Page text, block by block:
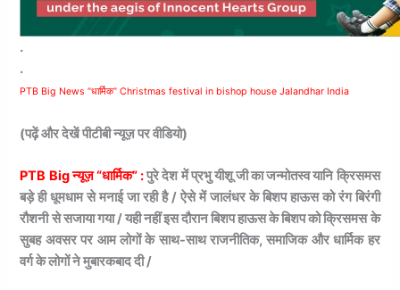
.
.
PTB Big News “धार्मिक” Christmas festival in bishop house Jalandhar India
(पढ़ें और देखें पीटीबी न्यूज़ पर वीडियो)
PTB Big न्यूज़ “धार्मिक” :पुरे देश में प्रभु यीशू जी का जन्मोतस्व यानि क्रिसमस
बड़े ही धूमधाम से मनाई जा रही है / ऐसे में जालंधर के बिशप हाऊस को रंग बिरंगी
रौशनी से सजाया गया / यही नहीं इस दौरान बिशप हाऊस के बिशप को क्रिसमस के
सुबह अवसर पर आम लोगों के साथ-साथ राजनीतिक, समाजिक और धार्मिक हर
वर्ग के लोगों ने मुबारकबाद दी /